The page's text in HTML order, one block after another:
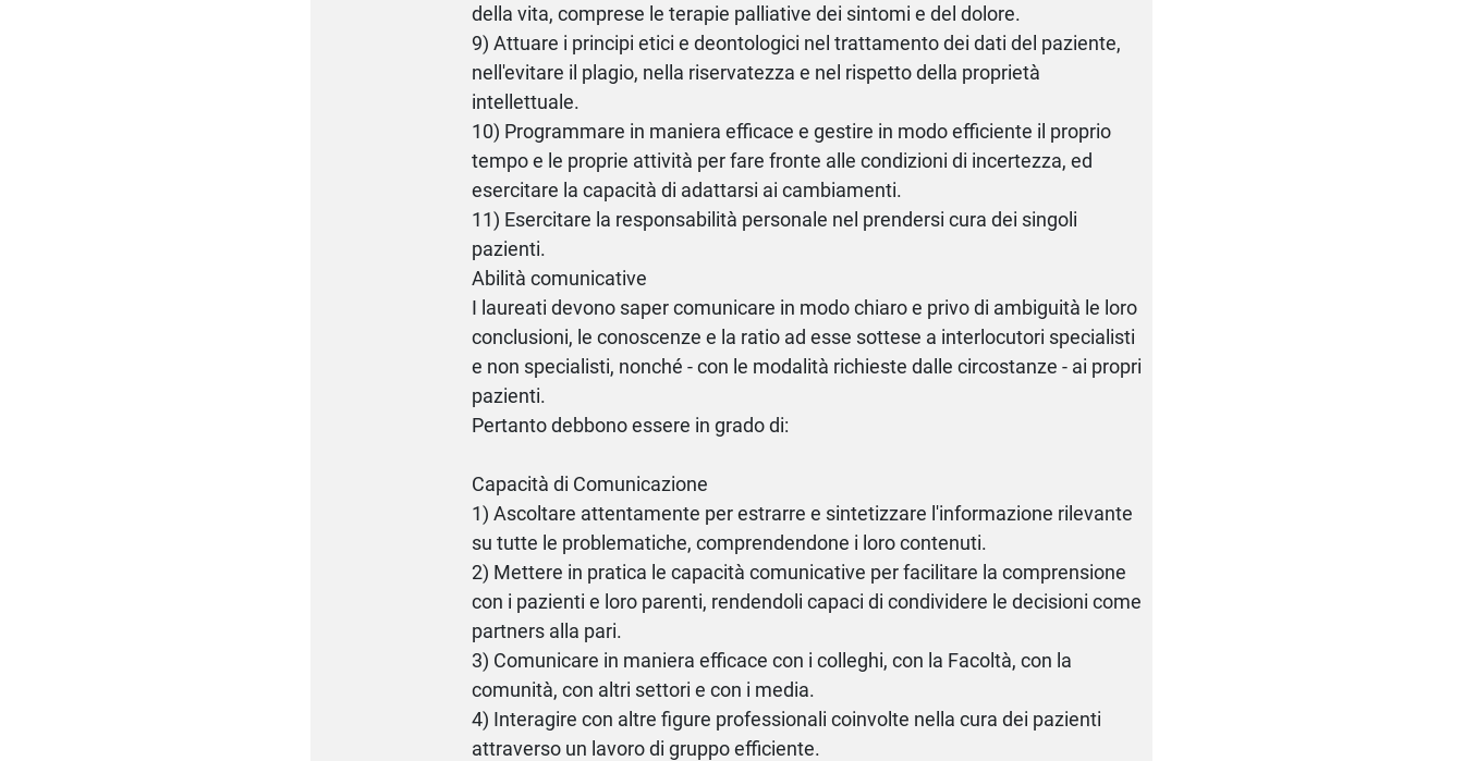
della vita, comprese le terapie palliative dei sintomi e del dolore.
9) Attuare i principi etici e deontologici nel trattamento dei dati del paziente,
nell'evitare il plagio, nella riservatezza e nel rispetto della proprietà
intellettuale.
10) Programmare in maniera efficace e gestire in modo efficiente il proprio
tempo e le proprie attività per fare fronte alle condizioni di incertezza, ed
esercitare la capacità di adattarsi ai cambiamenti.
11) Esercitare la responsabilità personale nel prendersi cura dei singoli
pazienti.
Abilità comunicative
I laureati devono saper comunicare in modo chiaro e privo di ambiguità le loro
conclusioni, le conoscenze e la ratio ad esse sottese a interlocutori specialisti
e non specialisti, nonché - con le modalità richieste dalle circostanze - ai propri
pazienti.
Pertanto debbono essere in grado di:
Capacità di Comunicazione
1) Ascoltare attentamente per estrarre e sintetizzare l'informazione rilevante
su tutte le problematiche, comprendendone i loro contenuti.
2) Mettere in pratica le capacità comunicative per facilitare la comprensione
con i pazienti e loro parenti, rendendoli capaci di condividere le decisioni come
partners alla pari.
3) Comunicare in maniera efficace con i colleghi, con la Facoltà, con la
comunità, con altri settori e con i media.
4) Interagire con altre figure professionali coinvolte nella cura dei pazienti
attraverso un lavoro di gruppo efficiente.